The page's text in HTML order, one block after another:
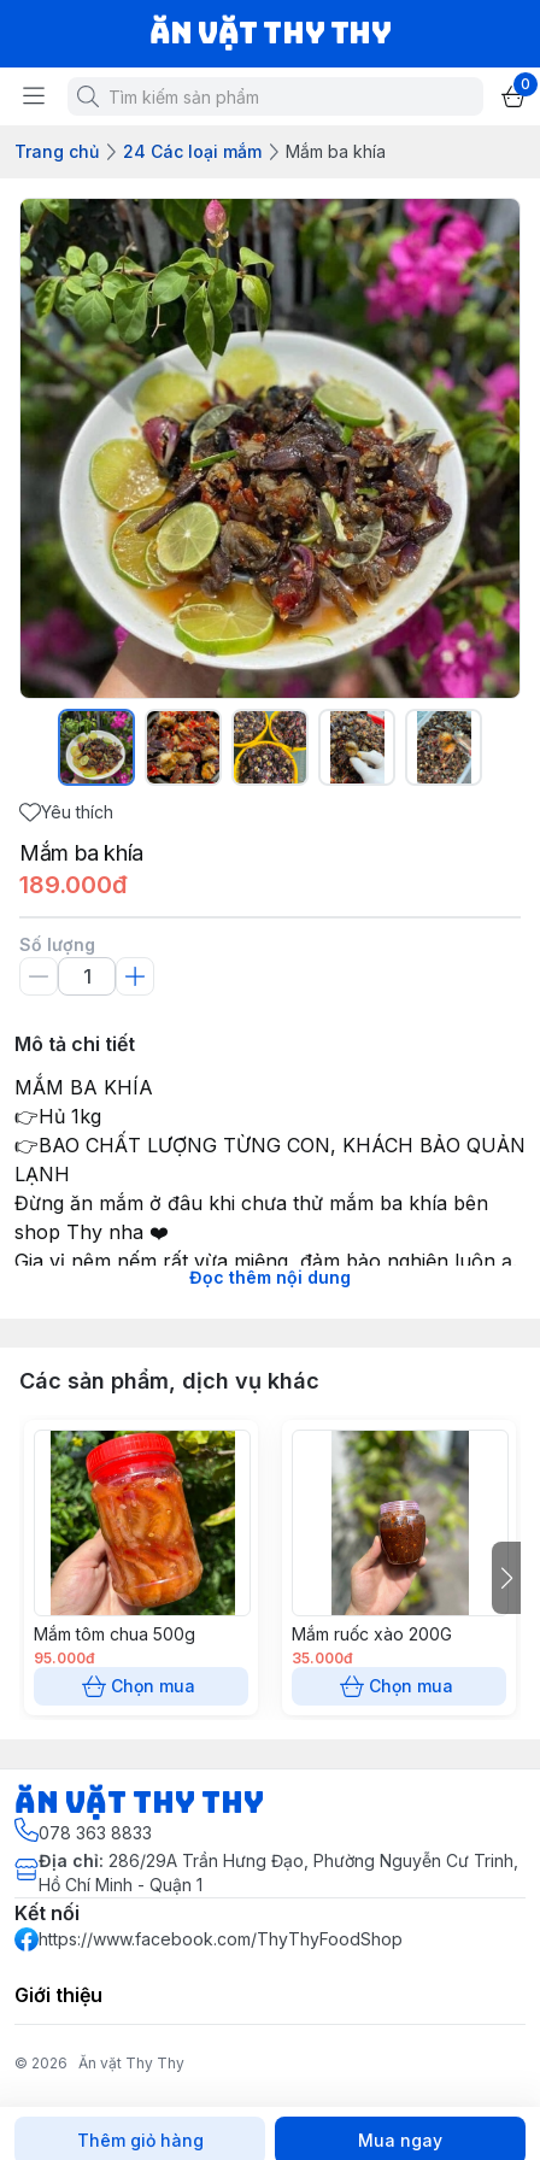
Ăn vặt Thy Thy
0
Trang chủ 24 Các loại mắm Mắm ba khía
Yêu thích
Mắm ba khía
189.000đ
Số lượng
Thêm giỏ hàng Mua ngay
Mô tả chi tiết
MẮM BA KHÍA
👉Hủ 1kg
👉BAO CHẤT LƯỢNG TỪNG CON, KHÁCH BẢO QUẢN
LẠNH
Đừng ăn mắm ở đâu khi chưa thử mắm ba khía bên
shop Thy nha ❤️
Gia vị nêm nếm rất vừa miệng, đảm bảo nghiện luôn ạ.
Ai mà nghiện ba khía thì đợt mắm này của Thy về sẽ
Đọc thêm nội dung
Các sản phẩm, dịch vụ khác
Mắm tôm chua 500g
95.000đ
Chọn mua
Mắm ruốc xào 200G
35.000đ
Chọn mua
Ăn vặt Thy Thy
078 363 8833
Địa chỉ: 286/29A Trần Hưng Đạo, Phường Nguyễn Cư Trinh,
Hồ Chí Minh - Quận 1
Kết nối
https://www.facebook.com/ThyThyFoodShop
Giới thiệu
© 2026 Ăn vặt Thy Thy